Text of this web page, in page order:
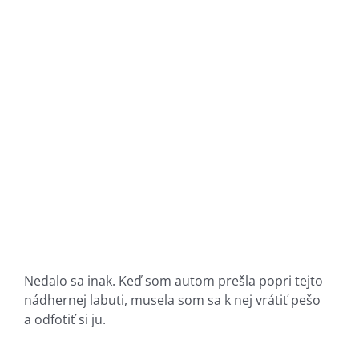
Nedalo sa inak. Keď som autom prešla popri tejto
nádhernej labuti, musela som sa k nej vrátiť pešo
a odfotiť si ju.